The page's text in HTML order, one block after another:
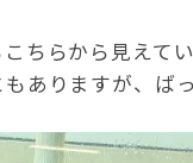
こちらから見えて
ありますが、ば